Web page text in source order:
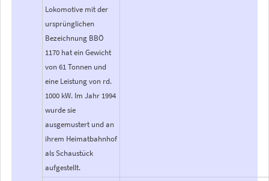
Lokomotive mit der
ursprünglichen
Bezeichnung BBÖ
1170 hat ein Gewicht
von 61 Tonnen und
eine Leistung von rd.
1000 kW. Im Jahr 1994
wurde sie
ausgemustert und an
ihrem Heimatbahnhof
als Schaustück
aufgestellt.